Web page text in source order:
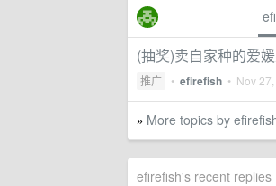
(抽奖)卖自家种的爱
推广 • efirefish • Nov
» More topics by
efirefish's recent replies